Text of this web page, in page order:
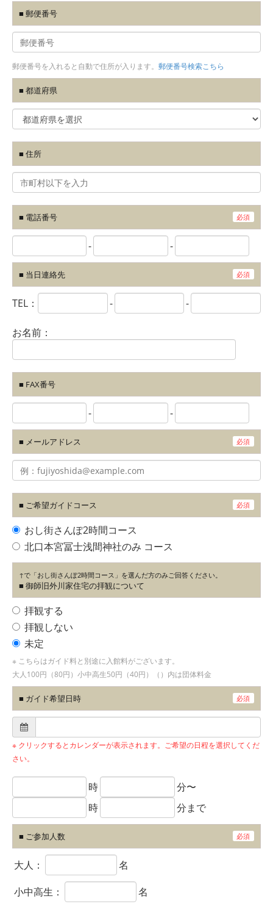
■ 郵便番号
郵便番号を入れると自動で住所が入ります。 郵便番号検索こちら
■ 都道府県
■ 住所
■ 電話番号 必須
- -
■ 当日連絡先 必須
TEL： - -
お名前：
■ FAX番号
- -
■ メールアドレス 必須
■ ご希望ガイドコース 必須
おし街さんぽ2時間コース
北口本宮冨士浅間神社のみ コース
↑で「おし街さんぽ2時間コース」を選んだ方のみご回答ください。
■ 御師旧外川家住宅の拝観について
拝観する
拝観しない
未定
※ こちらはガイド料と別途に入館料がございます。
大人100円（80円）小中高生50円（40円）（）内は団体料金
■ ガイド希望日時 必須
※ クリックするとカレンダーが表示されます。ご希望の日程を選択してくだ
さい。
時
分〜
時
分まで
■ ご参加人数 必須
大人：
名
小中高生：
名